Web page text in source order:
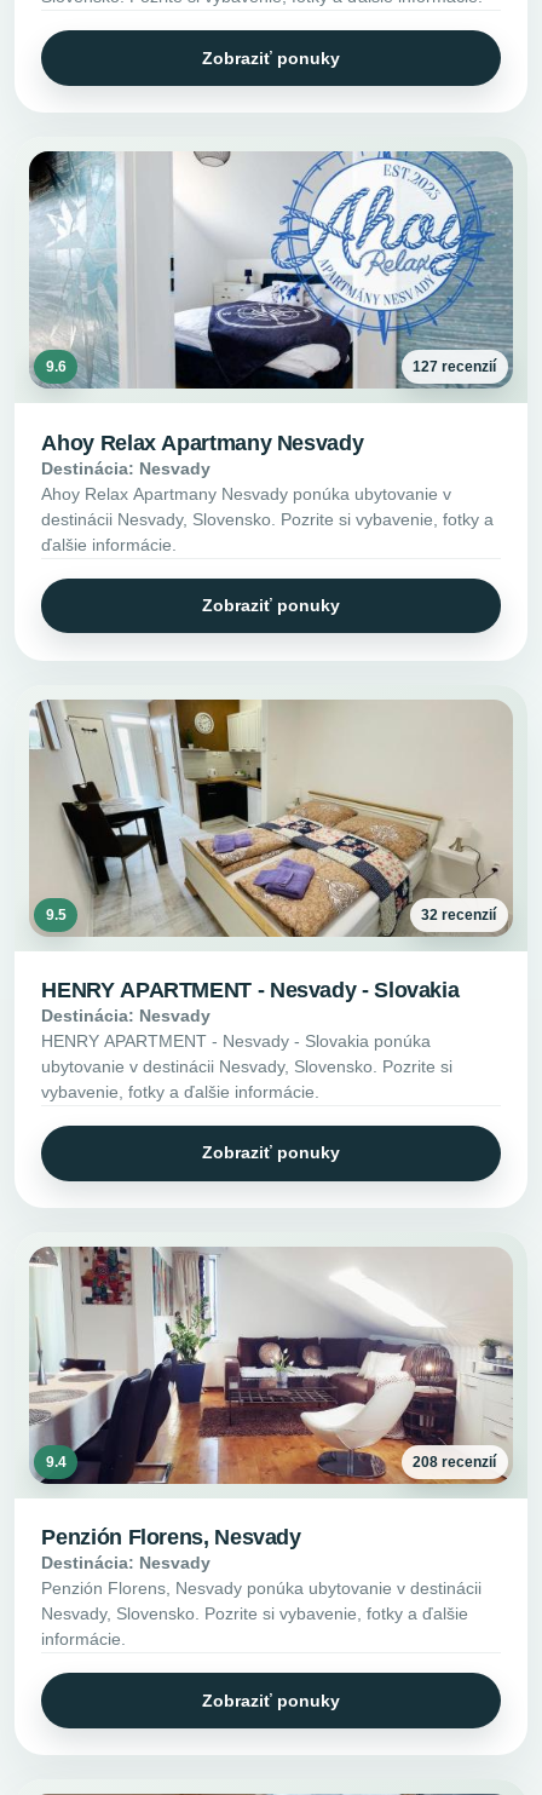
Zobraziť ponuky
9.6 127 recenzií
Ahoy Relax Apartmany Nesvady
Destinácia: Nesvady
Ahoy Relax Apartmany Nesvady ponúka ubytovanie v
destinácii Nesvady, Slovensko. Pozrite si vybavenie, fotky a
ďalšie informácie.
Zobraziť ponuky
9.5 32 recenzií
HENRY APARTMENT - Nesvady - Slovakia
Destinácia: Nesvady
HENRY APARTMENT - Nesvady - Slovakia ponúka
ubytovanie v destinácii Nesvady, Slovensko. Pozrite si
vybavenie, fotky a ďalšie informácie.
Zobraziť ponuky
9.4 208 recenzií
Penzión Florens, Nesvady
Destinácia: Nesvady
Penzión Florens, Nesvady ponúka ubytovanie v destinácii
Nesvady, Slovensko. Pozrite si vybavenie, fotky a ďalšie
informácie.
Zobraziť ponuky